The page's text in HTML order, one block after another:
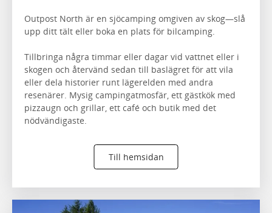
Outpost North är en sjöcamping omgiven av skog—slå
upp ditt tält eller boka en plats för bilcamping.
Tillbringa några timmar eller dagar vid vattnet eller i
skogen och återvänd sedan till baslägret för att vila
eller dela historier runt lägerelden med andra
resenärer. Mysig campingatmosfär, ett gästkök med
pizzaugn och grillar, ett café och butik med det
nödvändigaste.
Till hemsidan